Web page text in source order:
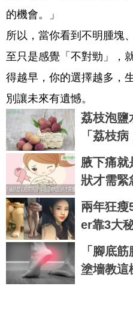
的機會。」
所以，當你看到不明腫塊
至只是感覺「不對勁」，
得越早，你的選擇越多，
別讓未來有遺憾。
荔枝泡鹽
「荔枝
患慎食
腋下痛就
狀才需緊
h
兩年狂
er靠3大
「腳底
塗墻教這